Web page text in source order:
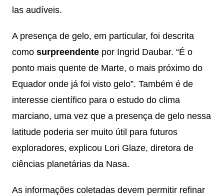
las audíveis.
A presença de gelo, em particular, foi descrita
como surpreendente por Ingrid Daubar. “É o
ponto mais quente de Marte, o mais próximo do
Equador onde já foi visto gelo”. Também é de
interesse científico para o estudo do clima
marciano, uma vez que a presença de gelo nessa
latitude poderia ser muito útil para futuros
exploradores, explicou Lori Glaze, diretora de
ciências planetárias da Nasa.
As informações coletadas devem permitir refinar